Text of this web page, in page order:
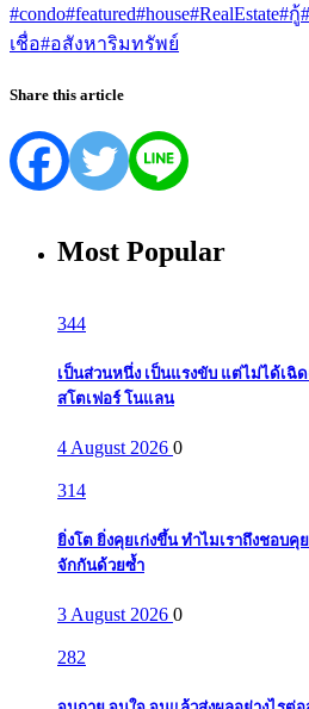
#condo#featured#house#RealEstate#กู้
เชื่อ#อสังหาริมทรัพย์
Share this article
Most Popular
344
เป็นส่วนหนึ่ง เป็นแรงขับ แต่ไม่ได้เฉิ
สโตเฟอร์ โนแลน
4 August 2026 0
314
ยิ่งโต ยิ่งคุยเก่งขึ้น ทำไมเราถึงชอบ
จักกันด้วยซ้ำ
3 August 2026 0
282